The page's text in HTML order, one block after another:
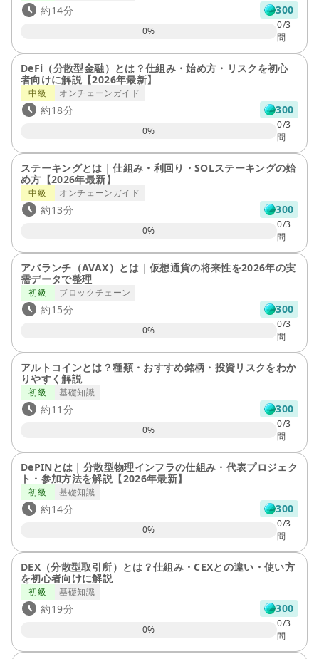
約14分 300
0%
0/3
問
DeFi（分散型金融）とは？仕組み・始め方・リスクを初心
者向けに解説【2026年最新】
中級 オンチェーンガイド
約18分 300
0%
0/3
問
ステーキングとは｜仕組み・利回り・SOLステーキングの始
め方【2026年最新】
中級 オンチェーンガイド
約13分 300
0%
0/3
問
アバランチ（AVAX）とは｜仮想通貨の将来性を2026年の実
需データで整理
初級 ブロックチェーン
約15分 300
0%
0/3
問
アルトコインとは？種類・おすすめ銘柄・投資リスクをわか
りやすく解説
初級 基礎知識
約11分 300
0%
0/3
問
DePINとは｜分散型物理インフラの仕組み・代表プロジェク
ト・参加方法を解説【2026年最新】
初級 基礎知識
約14分 300
0%
0/3
問
DEX（分散型取引所）とは？仕組み・CEXとの違い・使い方
を初心者向けに解説
初級 基礎知識
約19分 300
0%
0/3
問